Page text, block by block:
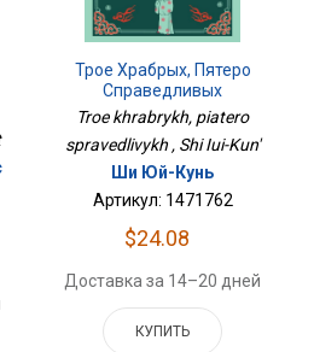
Трое Храбрых, Пятеро
Справедливых
Troe khrabrykh, piatero
spravedlivykh , Shi Iui-Kun'
Ши Юй-Кунь
Артикул: 1471762
$24.08
Доставка за 14–20 дней
КУПИТЬ